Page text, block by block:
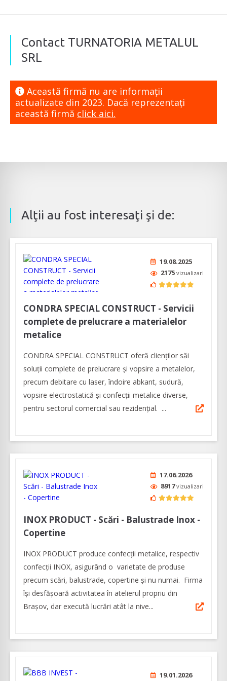
Contact TURNATORIA METALUL
SRL
Această firmă nu are informaţii
actualizate din 2023. Dacă reprezentaţi
această firmă click aici.
Alţii au fost interesaţi şi de:
19.08.2025
2175 vizualizari
CONDRA SPECIAL CONSTRUCT - Servicii
complete de prelucrare a materialelor
metalice
CONDRA SPECIAL CONSTRUCT oferă clienţilor săi
soluţii complete de prelucrare şi vopsire a metalelor,
precum debitare cu laser, îndoire abkant, sudură,
vopsire electrostatică şi confecţii metalice diverse,
pentru sectorul comercial sau rezidenţial. ...
17.06.2026
8917vizualizari
INOX PRODUCT - Scări - Balustrade Inox -
Copertine
INOX PRODUCT produce confecții metalice, respectiv
confecții INOX, asigurând o varietate de produse
precum scări, balustrade, copertine și nu numai. Firma
își desfășoară activitatea în atelierul propriu din
Brașov, dar execută lucrări atât la nive...
19.01.2026